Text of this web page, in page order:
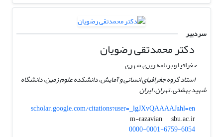
سردبیر
دکتر محمدتقی رضویان
جغرافیا و برنامه ریزی شهری
استاد گروه جغرافیای انسانی و آمایش، دانشکده علوم زمین، دانشگاه
شهید بهشتی، تهران، ایران
scholar.google.com/citations?user=_lgJXvQAAAAJ&hl=en
m-razavian
sbu.ac.ir
0000-0001-6759-6054